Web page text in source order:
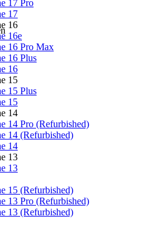
17 Pro
17
16
16e
16 Pro Max
16 Plus
16
15
15 Plus
15
14
14 Pro (Refurbished)
14 (Refurbished)
14
13
13
15 (Refurbished)
13 Pro (Refurbished)
13 (Refurbished)